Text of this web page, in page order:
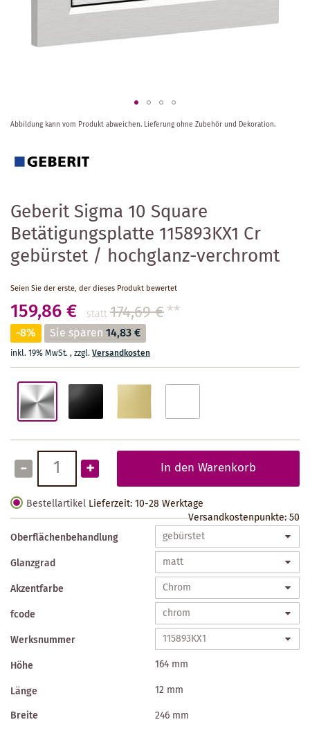
Geberit Sigma 10 Square
Betätigungsplatte 115893KX1 Cr
gebürstet / hochglanz-verchromt
Seien Sie der erste, der dieses Produkt bewertet
159,86 € statt174,69 €**
-8% Sie sparen 14,83 €
inkl. 19% MwSt.,zzgl.Versandkosten
- + In den Warenkorb
Bestellartikel Lieferzeit: 10-28 Werktage
Versandkostenpunkte:50
Oberflächenbehandlung
Glanzgrad
Akzentfarbe
fcode
Werksnummer
Höhe
164 mm
Länge
12 mm
Breite
246 mm
Zum
Anfang
Bildergalerie
Abbildung kann vom Produkt abweichen. Lieferung ohne Zubehör und Dekoration.